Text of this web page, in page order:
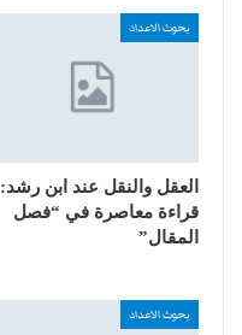
بحوث الاعداد
العقل والنقل عند ابن رشد:
قراءة معاصرة في “فصل
المقال”
بحوث الاعداد